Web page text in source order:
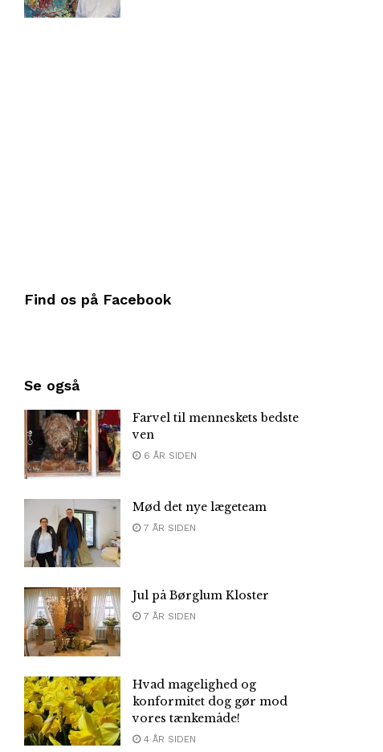
Find os på Facebook
Se også
Farvel til menneskets bedste
ven
6 ÅR SIDEN
Mød det nye lægeteam
7 ÅR SIDEN
Jul på Børglum Kloster
7 ÅR SIDEN
Hvad magelighed og
konformitet dog gør mod
vores tænkemåde!
4 ÅR SIDEN